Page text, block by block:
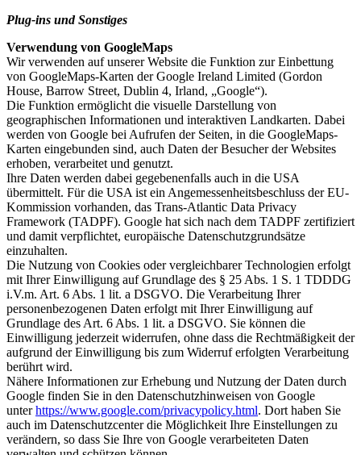
Plug-ins und Sonstiges
Verwendung von GoogleMaps
Wir verwenden auf unserer Website die Funktion zur Einbettung
von GoogleMaps-Karten der Google Ireland Limited (Gordon
House, Barrow Street, Dublin 4, Irland, „Google“).
Die Funktion ermöglicht die visuelle Darstellung von
geographischen Informationen und interaktiven Landkarten. Dabei
werden von Google bei Aufrufen der Seiten, in die GoogleMaps-
Karten eingebunden sind, auch Daten der Besucher der Websites
erhoben, verarbeitet und genutzt.
Ihre Daten werden dabei gegebenenfalls auch in die USA
übermittelt. Für die USA ist ein Angemessenheitsbeschluss der EU-
Kommission vorhanden, das Trans-Atlantic Data Privacy
Framework (TADPF). Google hat sich nach dem TADPF zertifiziert
und damit verpflichtet, europäische Datenschutzgrundsätze
einzuhalten.
Die Nutzung von Cookies oder vergleichbarer Technologien erfolgt
mit Ihrer Einwilligung auf Grundlage des § 25 Abs. 1 S. 1 TDDDG
i.V.m. Art. 6 Abs. 1 lit. a DSGVO. Die Verarbeitung Ihrer
personenbezogenen Daten erfolgt mit Ihrer Einwilligung auf
Grundlage des Art. 6 Abs. 1 lit. a DSGVO. Sie können die
Einwilligung jederzeit widerrufen, ohne dass die Rechtmäßigkeit der
aufgrund der Einwilligung bis zum Widerruf erfolgten Verarbeitung
berührt wird.
Nähere Informationen zur Erhebung und Nutzung der Daten durch
Google finden Sie in den Datenschutzhinweisen von Google
unterhttps://www.google.com/privacypolicy.html. Dort haben Sie
auch im Datenschutzcenter die Möglichkeit Ihre Einstellungen zu
verändern, so dass Sie Ihre von Google verarbeiteten Daten